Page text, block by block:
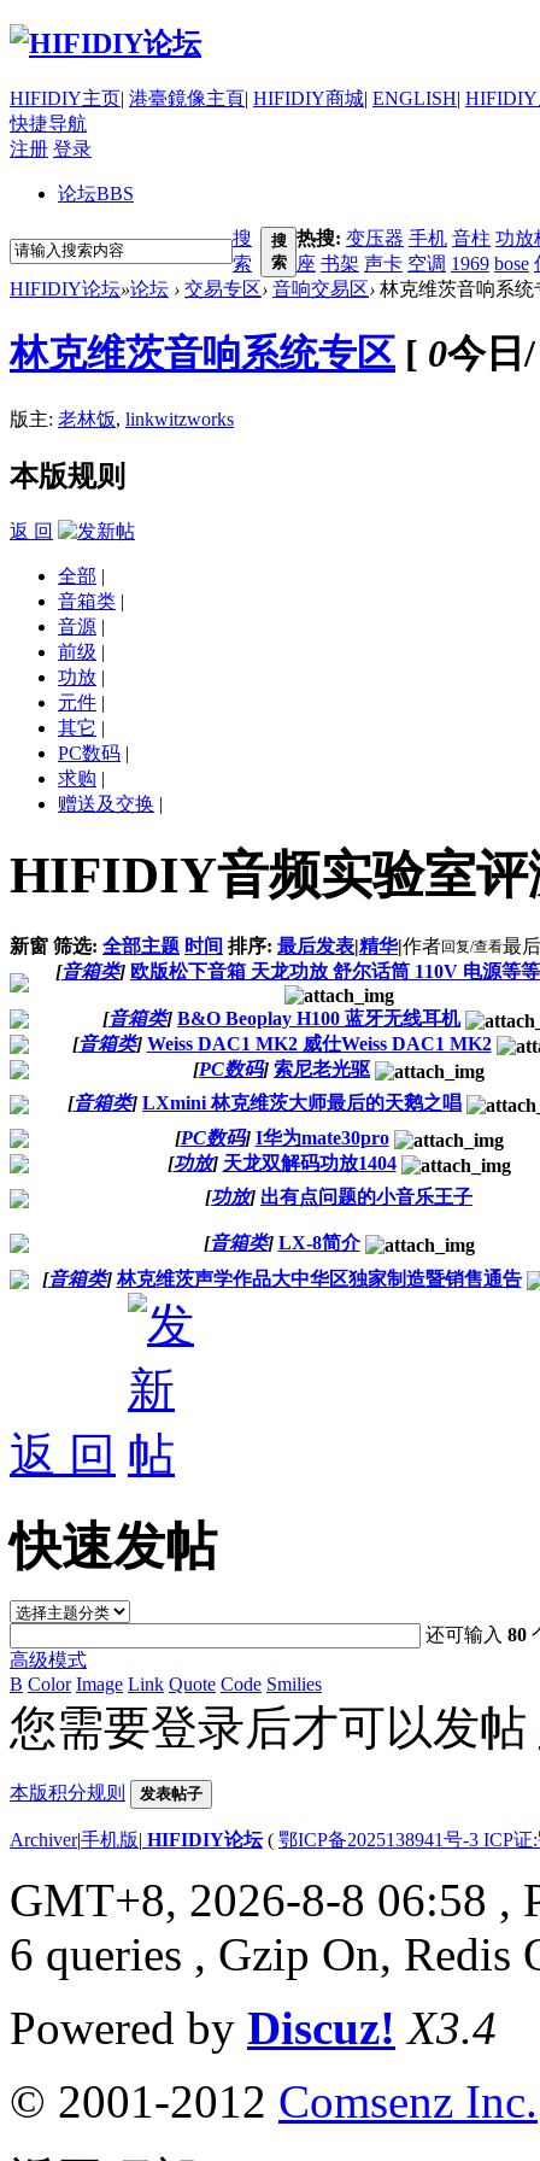
HIFIDIY主页| 港臺鏡像主頁| HIFIDIY商城| ENGLISH|
快捷导航
注册 登录
论坛BBS
搜
索
搜
索
热搜: 变压器 手机 音柱 功放
座 书架 声卡 空调 1969 bose
HIFIDIY论坛»论坛 › 交易专区› 音响交易区› 林克维茨音响系统
林克维茨音响系统专区 [ 0今日/
版主: 老林饭, linkwitzworks
本版规则
返 回
全部 |
音箱类 |
音源 |
前级 |
功放 |
元件 |
其它 |
PC数码 |
求购 |
赠送及交换 |
HIFIDIY音频实验室评
新窗 筛选: 全部主题 时间 排序: 最后发表|精华|作者回复/查看最
[音箱类] 欧版松下音箱 天龙功放 舒尔话筒 110V 电源等
[音箱类] B&O Beoplay H100 蓝牙无线耳机
[音箱类] Weiss DAC1 MK2 威仕Weiss DAC1 MK2
[PC数码] 索尼老光驱
[音箱类] LXmini 林克维茨大师最后的天鹅之唱
[PC数码] I华为mate30pro
[功放] 天龙双解码功放1404
[功放] 出有点问题的小音乐王子
[音箱类] LX-8简介
[音箱类] 林克维茨声学作品大中华区独家制造暨销售通告
返 回
快速发帖
还可输入80
高级模式
B Color Image Link Quote Code Smilies
您需要登录后才可以发帖
本版积分规则 发表帖子
Archiver|手机版| HIFIDIY论坛( 鄂ICP备2025138941号-3 ICP
GMT+8, 2026-8-8 06:58 ,
6 queries , Gzip On, Redis
Powered by Discuz! X3.4
© 2001-2012 Comsenz Inc.